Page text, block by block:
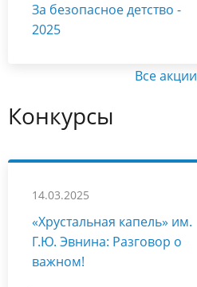
За безопасное детство -
2025
Все акции
Конкурсы
14.03.2025
«Хрустальная капель» им.
Г.Ю. Эвнина: Разговор о
важном!